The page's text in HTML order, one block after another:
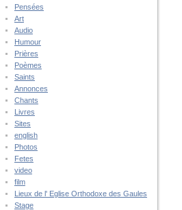
Pensées
Art
Audio
Humour
Prières
Poèmes
Saints
Annonces
Chants
Livres
Sites
english
Photos
Fetes
video
film
Lieux de l' Eglise Orthodoxe des Gaules
Stage